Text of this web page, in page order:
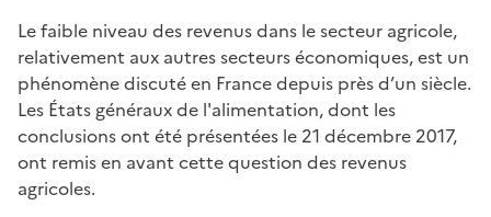
Le faible niveau des revenus dans le secteur agricole,
relativement aux autres secteurs économiques, est un
phénomène discuté en France depuis près d’un siècle.
Les États généraux de l'alimentation, dont les
conclusions ont été présentées le 21 décembre 2017,
ont remis en avant cette question des revenus
agricoles.